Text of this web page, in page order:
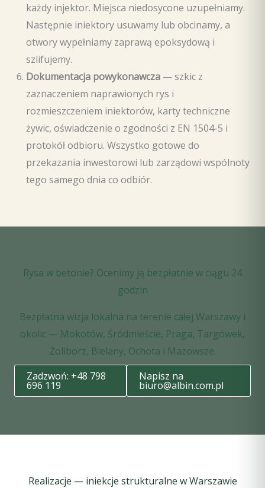
każdy injektor. Miejsca niedosycone uzupełniamy.
Następnie iniektory usuwamy lub obcinamy, a
otwory wypełniamy zaprawą epoksydową i
szlifujemy.
Dokumentacja powykonawcza — szkic z
zaznaczeniem naprawionych rys i
rozmieszczeniem iniektorów, karty techniczne
żywic, oświadczenie o zgodności z EN 1504-5 i
protokół odbioru. Wszystko gotowe do
przekazania inwestorowi lub zarządowi wspólnoty
tego samego dnia co odbiór.
Rysa w betonie? Ocenimy ją bezpłatnie w ciągu 24
godzin
Bezpłatna wizja lokalna na terenie całej Warszawy i
okolic — Mokotów, Śródmieście, Praga, Targówek,
Żoliborz, Bielany, Ochota i Mazowsze.
Zadzwoń: +48 798
696 119
Napisz na
biuro@albin.com.pl
Realizacje — iniekcje strukturalne w Warszawie